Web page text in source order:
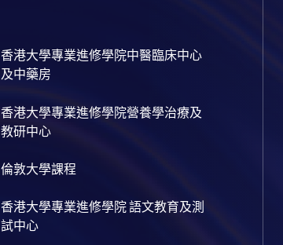
香港大學專業進修學院中醫臨床中心
及中藥房
香港大學專業進修學院營養學治療及
教研中心
倫敦大學課程
香港大學專業進修學院 語文教育及測
試中心